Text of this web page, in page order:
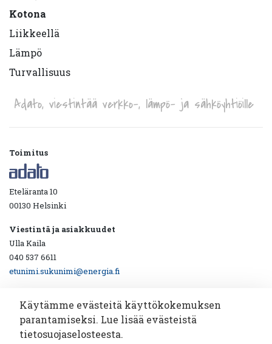
Kotona
Liikkeellä
Lämpö
Turvallisuus
Adato, viestintää verkko-, lämpö- ja sähköyhtiöille
Toimitus
Eteläranta 10
00130 Helsinki
Viestintä ja asiakkuudet
Ulla Kaila
040 537 6611
etunimi.sukunimi@energia.fi
Ota yhteyttä!
Käytämme evästeitä käyttökokemuksen
parantamiseksi. Lue lisää evästeistä
tietosuojaselosteesta.